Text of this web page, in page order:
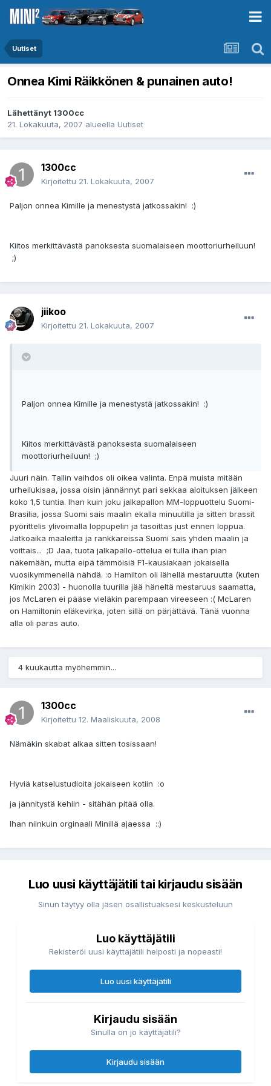
Uutiset
Onnea Kimi Räikkönen & punainen auto!
Lähettänyt 1300cc
21. Lokakuuta, 2007 alueella Uutiset
1300cc
Kirjoitettu 21. Lokakuuta, 2007
Paljon onnea Kimille ja menestystä jatkossakin! :)
Kiitos merkittävästä panoksesta suomalaiseen moottoriurheiluun!
;)
jiikoo
Kirjoitettu 21. Lokakuuta, 2007
Paljon onnea Kimille ja menestystä jatkossakin! :)
Kiitos merkittävästä panoksesta suomalaiseen
moottoriurheiluun! ;)
Juuri näin. Tallin vaihdos oli oikea valinta. Enpä muista mitään
urheilukisaa, jossa oisin jännännyt pari sekkaa aloituksen jälkeen
koko 1,5 tuntia. Ihan kuin joku jalkapallon MM-loppuottelu Suomi-
Brasilia, jossa Suomi sais maalin ekalla minuutilla ja sitten brassit
pyörittelis ylivoimalla loppupelin ja tasoittas just ennen loppua.
Jatkoaika maaleitta ja rankkareissa Suomi sais yhden maalin ja
voittais... ;D Jaa, tuota jalkapallo-ottelua ei tulla ihan pian
näkemään, mutta eipä tämmöisiä F1-kausiakaan jokaisella
vuosikymmenellä nähdä. :o Hamilton oli lähellä mestaruutta (kuten
Kimikin 2003) - huonolla tuurilla jää häneltä mestaruus saamatta,
jos McLaren ei pääse vieläkin parempaan vireeseen :( McLaren
on Hamiltonin eläkevirka, joten sillä on pärjättävä. Tänä vuonna
alla oli paras auto.
4 kuukautta myöhemmin...
1300cc
Kirjoitettu 12. Maaliskuuta, 2008
Nämäkin skabat alkaa sitten tosissaan!
Hyviä katselustudioita jokaiseen kotiin :o
ja jännitystä kehiin - sitähän pitää olla.
Ihan niinkuin orginaali Minillä ajaessa ::)
Luo uusi käyttäjätili tai kirjaudu sisään
Sinun täytyy olla jäsen osallistuaksesi keskusteluun
Luo käyttäjätili
Rekisteröi uusi käyttäjätili helposti ja nopeasti!
Luo uusi käyttäjätili
Kirjaudu sisään
Sinulla on jo käyttäjätili?
Kirjaudu sisään